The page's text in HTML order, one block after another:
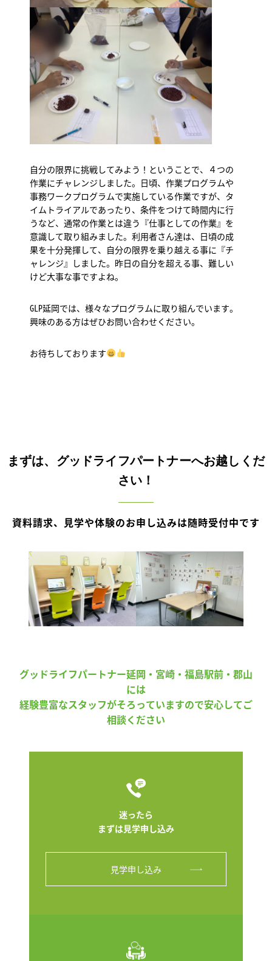
自分の限界に挑戦してみよう！ということで、４つの
作業にチャレンジしました。日頃、作業プログラムや
事務ワークプログラムで実施している作業ですが、タ
イムトライアルであったり、条件をつけて時間内に行
うなど、通常の作業とは違う『仕事としての作業』を
意識して取り組みました。利用者さん達は、日頃の成
果を十分発揮して、自分の限界を乗り越える事に『チ
ャレンジ』しました。昨日の自分を超える事、難しい
けど大事な事ですよね。
GLP延岡では、様々なプログラムに取り組んでいます。
興味のある方はぜひお問い合わせください。
お待ちしております
まずは、グッドライフパートナーへお越しくだ
さい！
資料請求、見学や体験のお申し込みは随時受付中です
グッドライフパートナー延岡・宮崎・福島駅前・郡山
には
経験豊富なスタッフがそろっていますので安心してご
相談ください
迷ったら
まずは見学申し込み
見学申し込み